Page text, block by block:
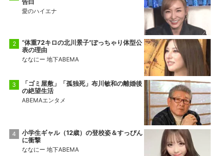
告白
愛のハイエナ
“体重72キロの北川景子”ぽっちゃり体型公
表の理由
ななにー 地下ABEMA
「ゴミ屋敷」「孤独死」布川敏和の離婚後
の絶望生活
ABEMAエンタメ
小学生ギャル（12歳）の登校姿＆すっぴん
に衝撃
ななにー 地下ABEMA